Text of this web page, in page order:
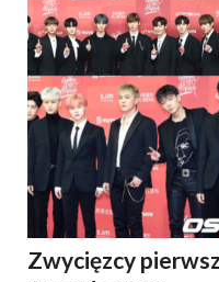
Zwycięzcy